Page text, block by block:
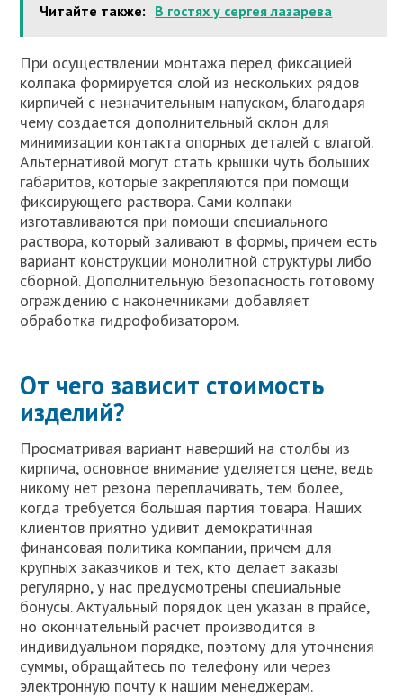
Читайте также: В гостях у сергея лазарева
При осуществлении монтажа перед фиксацией
колпака формируется слой из нескольких рядов
кирпичей с незначительным напуском, благодаря
чему создается дополнительный склон для
минимизации контакта опорных деталей с влагой.
Альтернативой могут стать крышки чуть больших
габаритов, которые закрепляются при помощи
фиксирующего раствора. Сами колпаки
изготавливаются при помощи специального
раствора, который заливают в формы, причем есть
вариант конструкции монолитной структуры либо
сборной. Дополнительную безопасность готовому
ограждению с наконечниками добавляет
обработка гидрофобизатором.
От чего зависит стоимость
изделий?
Просматривая вариант наверший на столбы из
кирпича, основное внимание уделяется цене, ведь
никому нет резона переплачивать, тем более,
когда требуется большая партия товара. Наших
клиентов приятно удивит демократичная
финансовая политика компании, причем для
крупных заказчиков и тех, кто делает заказы
регулярно, у нас предусмотрены специальные
бонусы. Актуальный порядок цен указан в прайсе,
но окончательный расчет производится в
индивидуальном порядке, поэтому для уточнения
суммы, обращайтесь по телефону или через
электронную почту к нашим менеджерам.